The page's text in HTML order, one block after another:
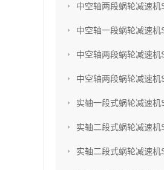
中空轴两段蜗轮减速机
中空轴一段蜗轮减速机
中空轴两段蜗轮减速机
中空轴两段蜗轮减速机
实轴一段式蜗轮减速机
实轴二段式蜗轮减速机
实轴二段式蜗轮减速机